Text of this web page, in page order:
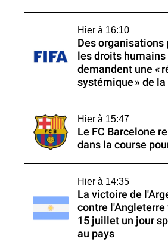
Hier à 16:10
Des organisations
les droits humains
demandent une «
systémique » de la
Hier à 15:47
Le FC Barcelone
dans la course
Hier à 14:35
La victoire de
contre l'Angleterre
15 juillet un jour
au pays